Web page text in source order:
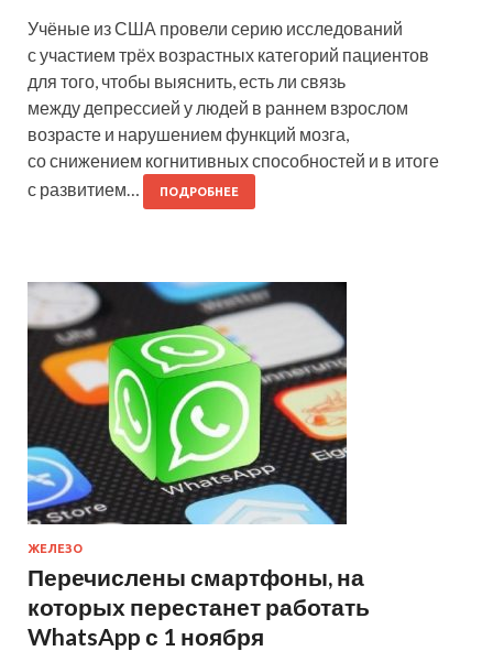
Учёные из США провели серию исследований
с участием трёх возрастных категорий пациентов
для того, чтобы выяснить, есть ли связь
между депрессией у людей в раннем взрослом
возрасте и нарушением функций мозга,
со снижением когнитивных способностей и в итоге
с развитием…
ПОДРОБНЕЕ
ЖЕЛЕЗО
Перечислены смартфоны, на
которых перестанет работать
WhatsApp с 1 ноября